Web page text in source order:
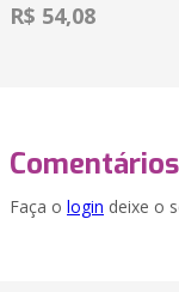
R$ 54,08
Comentários
Faça o login deixe o